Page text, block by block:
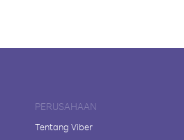
PERUSAHAAN
Tentang Viber